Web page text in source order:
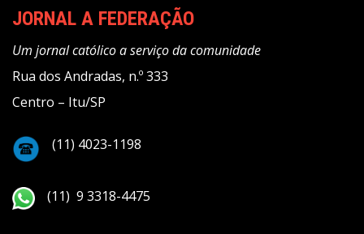
JORNAL A FEDERAÇÃO
Um jornal católico a serviço da comunidade
Rua dos Andradas, n.º 333
Centro – Itu/SP
(11) 4023-1198
(11) 9 3318-4475